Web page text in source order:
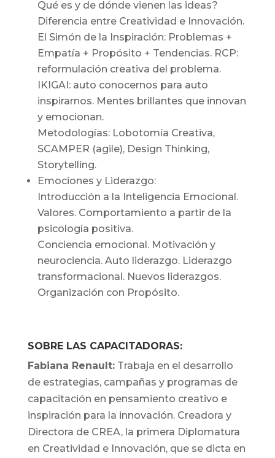
Qué es y de dónde vienen las ideas?
Diferencia entre Creatividad e Innovación.
El Simón de la Inspiración: Problemas +
Empatía + Propósito + Tendencias. RCP:
reformulación creativa del problema.
IKIGAI: auto conocernos para auto
inspirarnos. Mentes brillantes que innovan
y emocionan.
Metodologías: Lobotomía Creativa,
SCAMPER (agile), Design Thinking,
Storytelling.
Emociones y Liderazgo:
Introducción a la Inteligencia Emocional.
Valores. Comportamiento a partir de la
psicología positiva.
Conciencia emocional. Motivación y
neurociencia. Auto liderazgo. Liderazgo
transformacional. Nuevos liderazgos.
Organización con Propósito.
SOBRE LAS CAPACITADORAS:
Fabiana Renault:Trabaja en el desarrollo
de estrategias, campañas y programas de
capacitación en pensamiento creativo e
inspiración para la innovación. Creadora y
Directora de CREA, la primera Diplomatura
en Creatividad e Innovación, que se dicta en